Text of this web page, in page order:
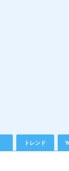
トレンド